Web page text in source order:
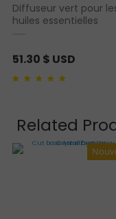
Diffuseur vert pour
huiles essentielles
51.30 $ USD
Related